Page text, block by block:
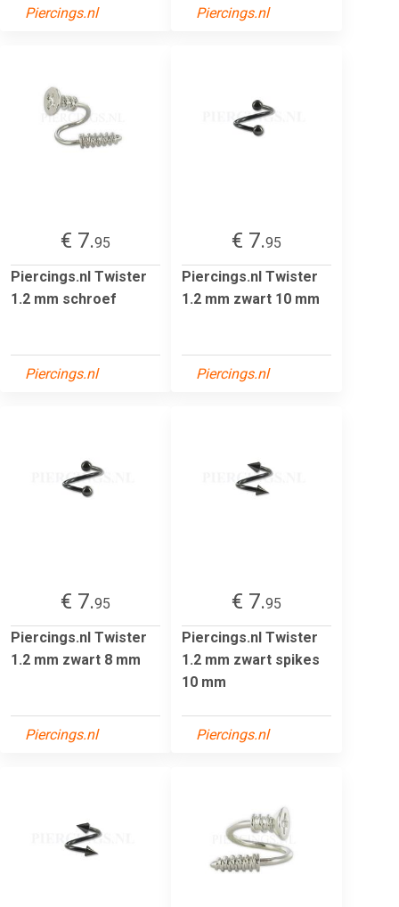
Piercings.nl Piercings.nl
€ 7.95
Piercings.nl Twister
1.2 mm schroef
Piercings.nl
€ 7.95
Piercings.nl Twister
1.2 mm zwart 10 mm
Piercings.nl
€ 7.95
Piercings.nl Twister
1.2 mm zwart 8 mm
Piercings.nl
€ 7.95
Piercings.nl Twister
1.2 mm zwart spikes
10 mm
Piercings.nl